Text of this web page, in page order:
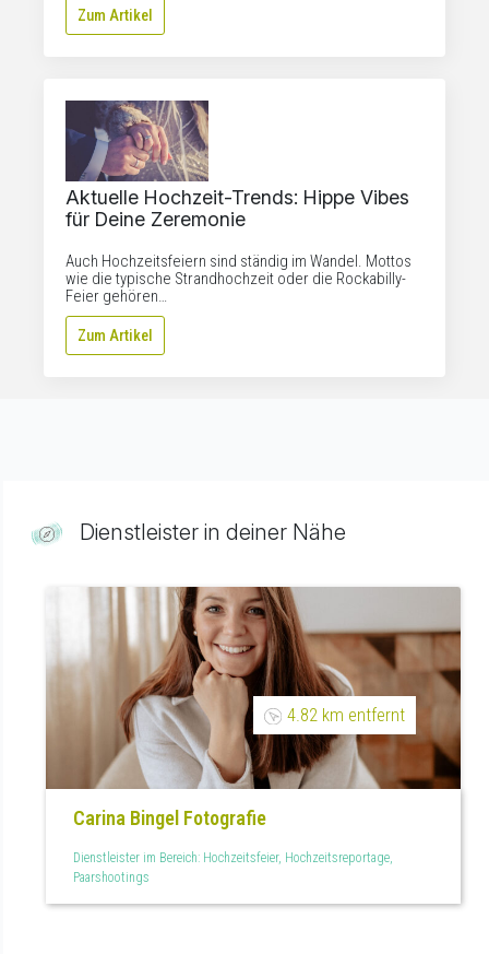
Zum Artikel
Aktuelle Hochzeit-Trends: Hippe Vibes
für Deine Zeremonie
Auch Hochzeitsfeiern sind ständig im Wandel. Mottos
wie die typische Strandhochzeit oder die Rockabilly-
Feier gehören…
Zum Artikel
Dienstleister in deiner Nähe
4.82 km entfernt
Carina Bingel Fotografie
Dienstleister im Bereich: Hochzeitsfeier, Hochzeitsreportage,
Paarshootings